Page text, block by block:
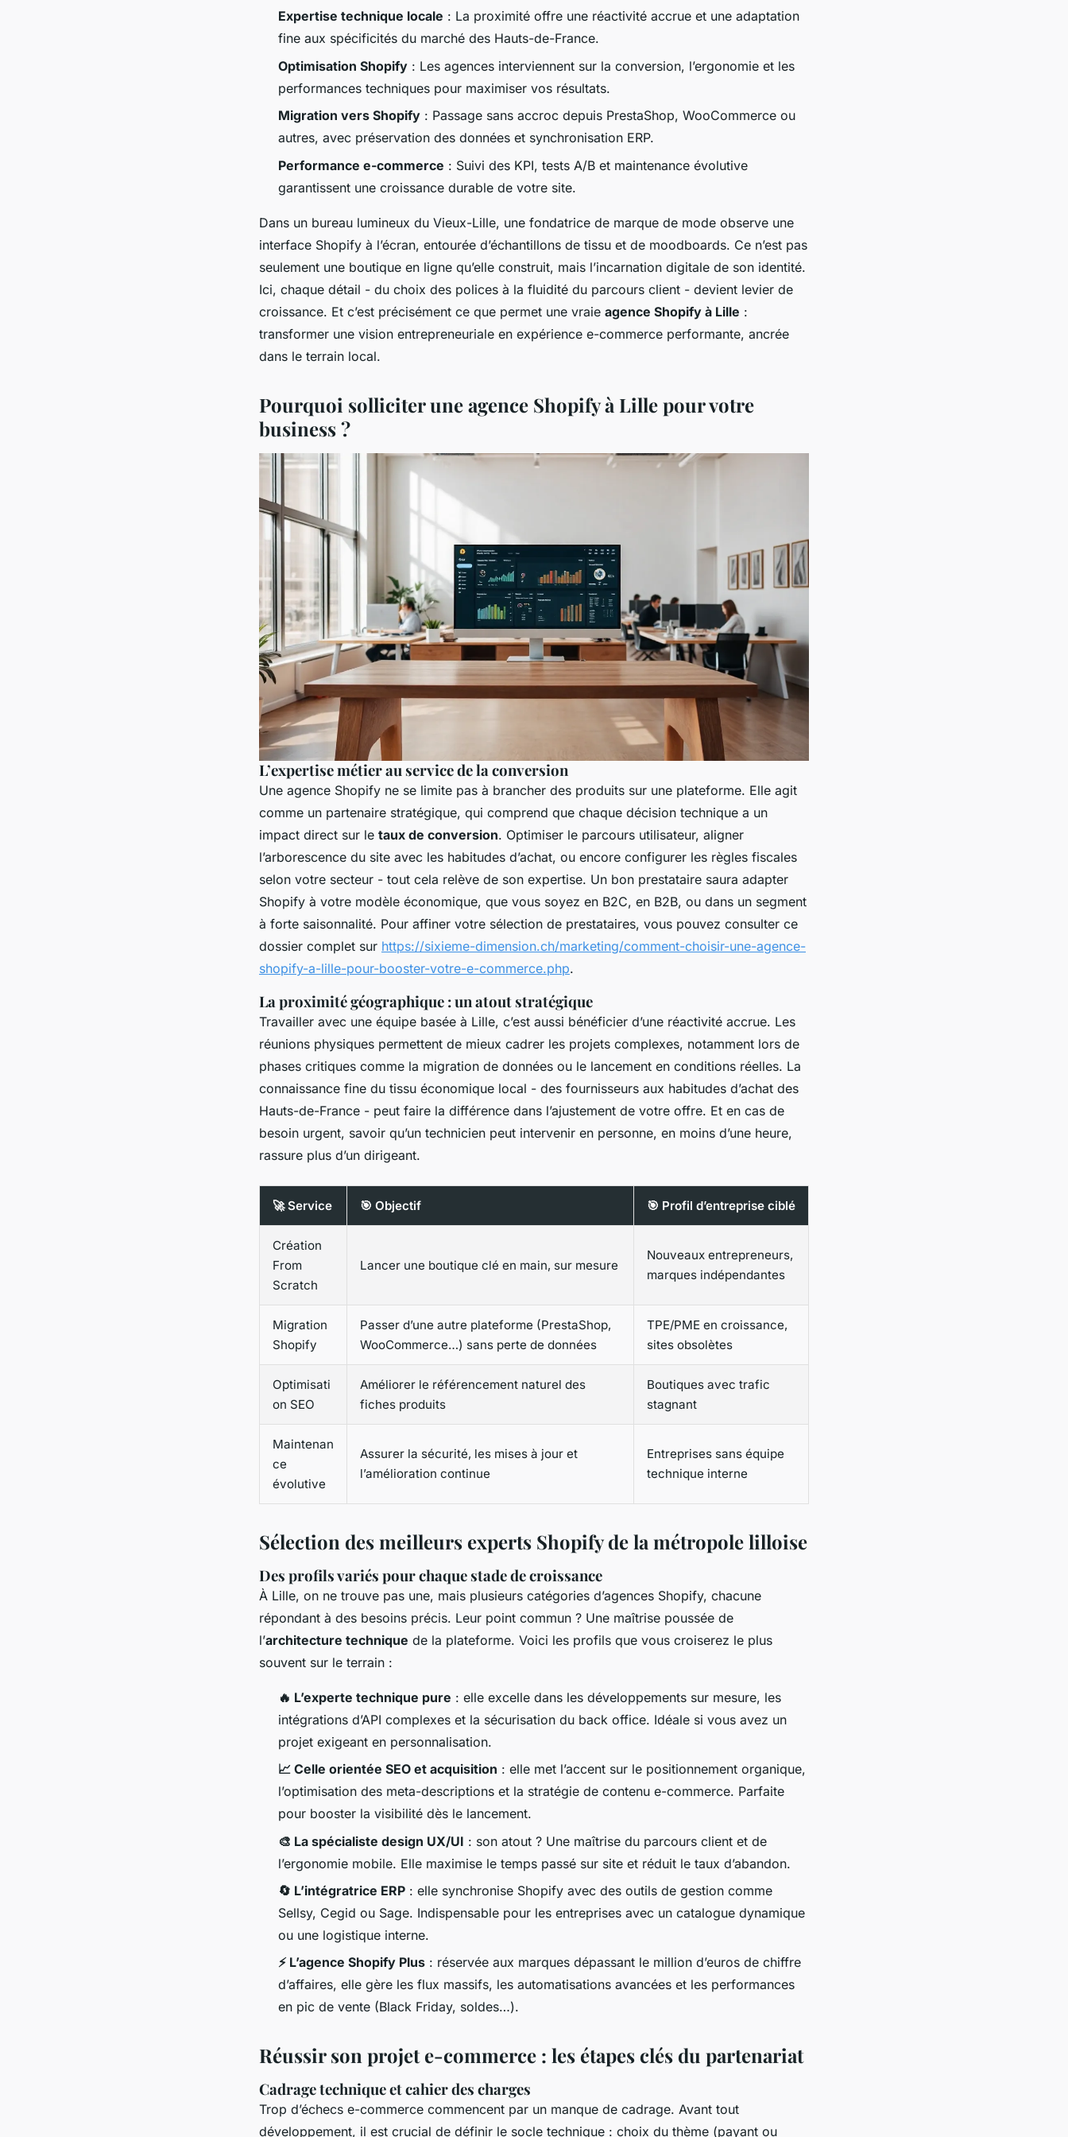
Expertise technique locale : La proximité offre une réactivité accrue et une adaptation
fine aux spécificités du marché des Hauts-de-France.
Optimisation Shopify : Les agences interviennent sur la conversion, l’ergonomie et les
performances techniques pour maximiser vos résultats.
Migration vers Shopify : Passage sans accroc depuis PrestaShop, WooCommerce ou
autres, avec préservation des données et synchronisation ERP.
Performance e-commerce : Suivi des KPI, tests A/B et maintenance évolutive
garantissent une croissance durable de votre site.
Dans un bureau lumineux du Vieux-Lille, une fondatrice de marque de mode observe une
interface Shopify à l’écran, entourée d’échantillons de tissu et de moodboards. Ce n’est pas
seulement une boutique en ligne qu’elle construit, mais l’incarnation digitale de son identité.
Ici, chaque détail - du choix des polices à la fluidité du parcours client - devient levier de
croissance. Et c’est précisément ce que permet une vraie agence Shopify à Lille :
transformer une vision entrepreneuriale en expérience e-commerce performante, ancrée
dans le terrain local.
Pourquoi solliciter une agence Shopify à Lille pour votre
business ?
L’expertise métier au service de la conversion
Une agence Shopify ne se limite pas à brancher des produits sur une plateforme. Elle agit
comme un partenaire stratégique, qui comprend que chaque décision technique a un
impact direct sur le taux de conversion. Optimiser le parcours utilisateur, aligner
l’arborescence du site avec les habitudes d’achat, ou encore configurer les règles fiscales
selon votre secteur - tout cela relève de son expertise. Un bon prestataire saura adapter
Shopify à votre modèle économique, que vous soyez en B2C, en B2B, ou dans un segment
à forte saisonnalité. Pour affiner votre sélection de prestataires, vous pouvez consulter ce
dossier complet sur https://sixieme-dimension.ch/marketing/comment-choisir-une-agence-
shopify-a-lille-pour-booster-votre-e-commerce.php.
La proximité géographique : un atout stratégique
Travailler avec une équipe basée à Lille, c’est aussi bénéficier d’une réactivité accrue. Les
réunions physiques permettent de mieux cadrer les projets complexes, notamment lors de
phases critiques comme la migration de données ou le lancement en conditions réelles. La
connaissance fine du tissu économique local - des fournisseurs aux habitudes d’achat des
Hauts-de-France - peut faire la différence dans l’ajustement de votre offre. Et en cas de
besoin urgent, savoir qu’un technicien peut intervenir en personne, en moins d’une heure,
rassure plus d’un dirigeant.
🚀 Service 🎯 Objectif 🎯 Profil d’entreprise ciblé
Création
From
Scratch
Lancer une boutique clé en main, sur mesure
Nouveaux entrepreneurs,
marques indépendantes
Migration
Shopify
Passer d’une autre plateforme (PrestaShop,
WooCommerce…) sans perte de données
TPE/PME en croissance,
sites obsolètes
Optimisati
on SEO
Améliorer le référencement naturel des
fiches produits
Boutiques avec trafic
stagnant
Maintenan
ce
évolutive
Assurer la sécurité, les mises à jour et
l’amélioration continue
Entreprises sans équipe
technique interne
Sélection des meilleurs experts Shopify de la métropole lilloise
Des profils variés pour chaque stade de croissance
À Lille, on ne trouve pas une, mais plusieurs catégories d’agences Shopify, chacune
répondant à des besoins précis. Leur point commun ? Une maîtrise poussée de
l’architecture technique de la plateforme. Voici les profils que vous croiserez le plus
souvent sur le terrain :
🔥 L’experte technique pure : elle excelle dans les développements sur mesure, les
intégrations d’API complexes et la sécurisation du back office. Idéale si vous avez un
projet exigeant en personnalisation.
📈 Celle orientée SEO et acquisition : elle met l’accent sur le positionnement organique,
l’optimisation des meta-descriptions et la stratégie de contenu e-commerce. Parfaite
pour booster la visibilité dès le lancement.
🎨 La spécialiste design UX/UI : son atout ? Une maîtrise du parcours client et de
l’ergonomie mobile. Elle maximise le temps passé sur site et réduit le taux d’abandon.
🔄 L’intégratrice ERP : elle synchronise Shopify avec des outils de gestion comme
Sellsy, Cegid ou Sage. Indispensable pour les entreprises avec un catalogue dynamique
ou une logistique interne.
⚡ L’agence Shopify Plus : réservée aux marques dépassant le million d’euros de chiffre
d’affaires, elle gère les flux massifs, les automatisations avancées et les performances
en pic de vente (Black Friday, soldes…).
Réussir son projet e-commerce : les étapes clés du partenariat
Cadrage technique et cahier des charges
Trop d’échecs e-commerce commencent par un manque de cadrage. Avant tout
développement, il est crucial de définir le socle technique : choix du thème (payant ou